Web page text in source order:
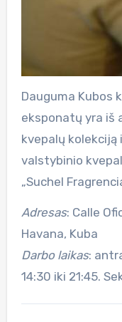
Dauguma Kubos
eksponatų yra iš
kvepalų
valstybinio
„Suchel
Adresas: Calle
Havana, Kuba
Darbo laikas:
14:30 iki 21:45.